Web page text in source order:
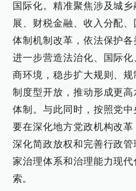
国际化。精准聚焦涉及城
展、财税金融、收入分配
体制机制改革，依法保护各
进一步营造法治化、国际
商环境，稳步扩大规则、
制度型开放，推动形成更
体制。与此同时，按照党
要在深化地方党政机构改革
深化简政放权和完善行政
家治理体系和治理能力现
索。